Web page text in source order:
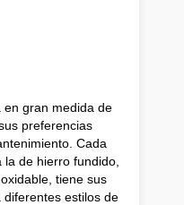
gran medida de
preferencias
Cada
de hierro fundido,
tiene sus
estilos de